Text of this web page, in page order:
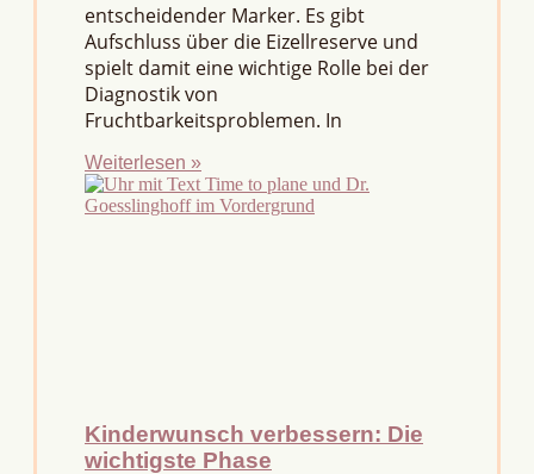
entscheidender Marker. Es gibt
Aufschluss über die Eizellreserve und
spielt damit eine wichtige Rolle bei der
Diagnostik von
Fruchtbarkeitsproblemen. In
Weiterlesen »
Kinderwunsch verbessern: Die
wichtigste Phase